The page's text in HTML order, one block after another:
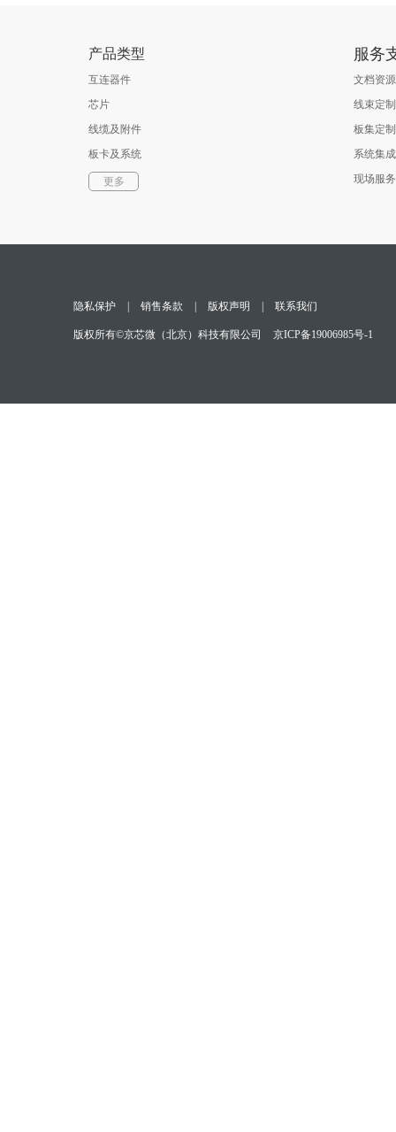
产品类型
互连器件
芯片
线缆及附件
板卡及系统
软件更多
服务
文档资源
线束定制
板集定制
系统集成
现场服务
隐私保护 销售条款 版权声明 联系我们
版权所有©京芯微（北京）科技有限公司 京ICP备19006985号-1